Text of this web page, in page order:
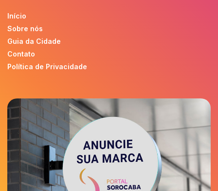
Início
Sobre nós
Guia da Cidade
Contato
Política de Privacidade